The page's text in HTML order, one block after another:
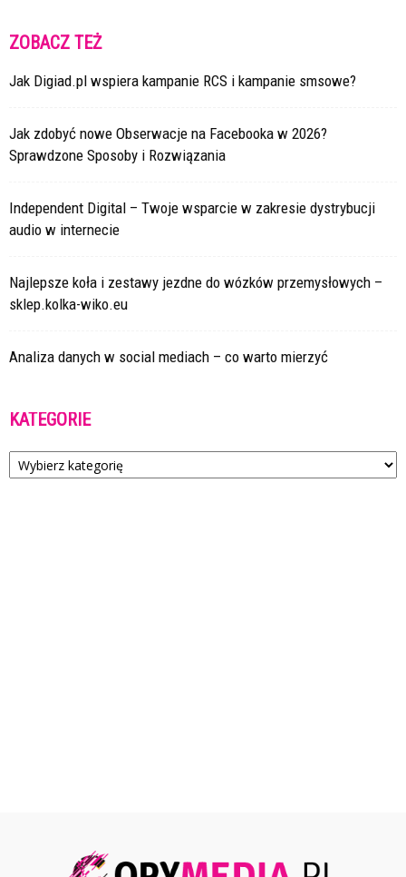
ZOBACZ TEŻ
Jak Digiad.pl wspiera kampanie RCS i kampanie smsowe?
Jak zdobyć nowe Obserwacje na Facebooka w 2026?
Sprawdzone Sposoby i Rozwiązania
Independent Digital – Twoje wsparcie w zakresie dystrybucji
audio w internecie
Najlepsze koła i zestawy jezdne do wózków przemysłowych –
sklep.kolka-wiko.eu
Analiza danych w social mediach – co warto mierzyć
KATEGORIE
Kategorie